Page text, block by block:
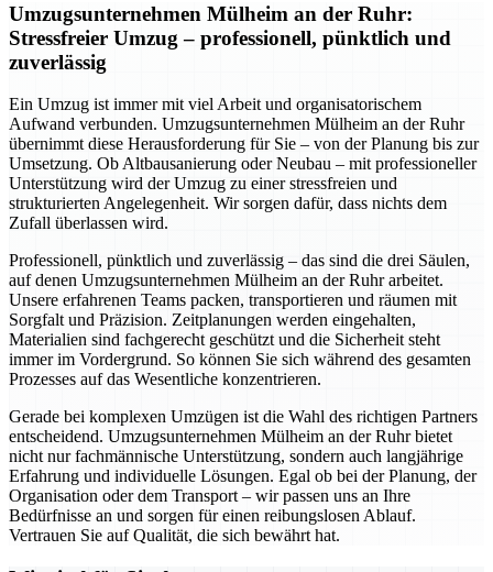
Umzugsunternehmen Mülheim an der Ruhr:
Stressfreier Umzug – professionell, pünktlich und
zuverlässig
Ein Umzug ist immer mit viel Arbeit und organisatorischem
Aufwand verbunden. Umzugsunternehmen Mülheim an der Ruhr
übernimmt diese Herausforderung für Sie – von der Planung bis zur
Umsetzung. Ob Altbausanierung oder Neubau – mit professioneller
Unterstützung wird der Umzug zu einer stressfreien und
strukturierten Angelegenheit. Wir sorgen dafür, dass nichts dem
Zufall überlassen wird.
Professionell, pünktlich und zuverlässig – das sind die drei Säulen,
auf denen Umzugsunternehmen Mülheim an der Ruhr arbeitet.
Unsere erfahrenen Teams packen, transportieren und räumen mit
Sorgfalt und Präzision. Zeitplanungen werden eingehalten,
Materialien sind fachgerecht geschützt und die Sicherheit steht
immer im Vordergrund. So können Sie sich während des gesamten
Prozesses auf das Wesentliche konzentrieren.
Gerade bei komplexen Umzügen ist die Wahl des richtigen Partners
entscheidend. Umzugsunternehmen Mülheim an der Ruhr bietet
nicht nur fachmännische Unterstützung, sondern auch langjährige
Erfahrung und individuelle Lösungen. Egal ob bei der Planung, der
Organisation oder dem Transport – wir passen uns an Ihre
Bedürfnisse an und sorgen für einen reibungslosen Ablauf.
Vertrauen Sie auf Qualität, die sich bewährt hat.